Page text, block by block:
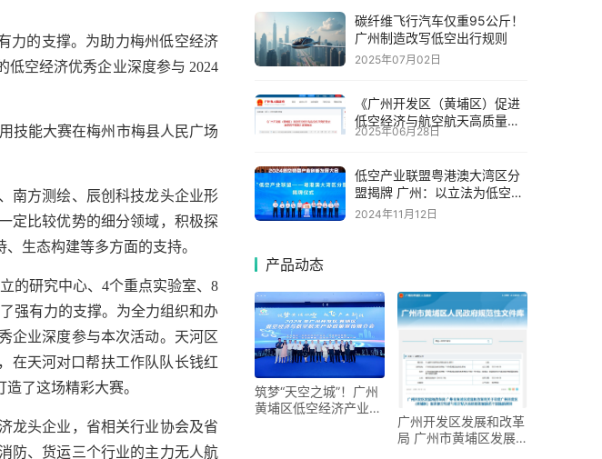
力的支撑。为助力梅州低空经济
空经济优秀企业深度参与 2024
技能大赛在梅州市梅县人民广场
方测绘、辰创科技龙头企业形
定比较优势的细分领域，积极探
生态构建等多方面的支持。
的研究中心、4个重点实验室、8
强有力的支撑。为全力组织和办
企业深度参与本次活动。天河区
在天河对口帮扶工作队队长钱红
了这场精彩大赛。
头企业，省相关行业协会及省
防、货运三个行业的主力无人航
碳纤维飞行汽车仅重95公斤！
广州制造改写低空出行规则
2025年07月02日
《广州开发区（黄埔区）促进
低空经济与航空航天高质量发
展的若干措施》政策解读
2025年06月28日
低空产业联盟粤港澳大湾区分
盟揭牌 广州：以立法为低空经
济保驾护航
2024年11月12日
产品动态
筑梦“天空之城”！广州
黄埔区低空经济产业联
广州开发区发展和改革
局 广州市黄埔区发展